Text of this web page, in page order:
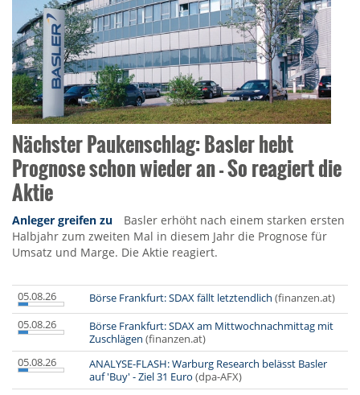
Nächster Paukenschlag: Basler hebt
Prognose schon wieder an - So reagiert die
Aktie
Anleger greifen zu
Basler erhöht nach einem starken ersten
Halbjahr zum zweiten Mal in diesem Jahr die Prognose für
Umsatz und Marge. Die Aktie reagiert.
05.08.26 Börse Frankfurt: SDAX fällt letztendlich (finanzen.at)
05.08.26
Börse Frankfurt: SDAX am Mittwochnachmittag mit
Zuschlägen (finanzen.at)
05.08.26
ANALYSE-FLASH: Warburg Research belässt Basler
auf 'Buy' - Ziel 31 Euro (dpa-AFX)